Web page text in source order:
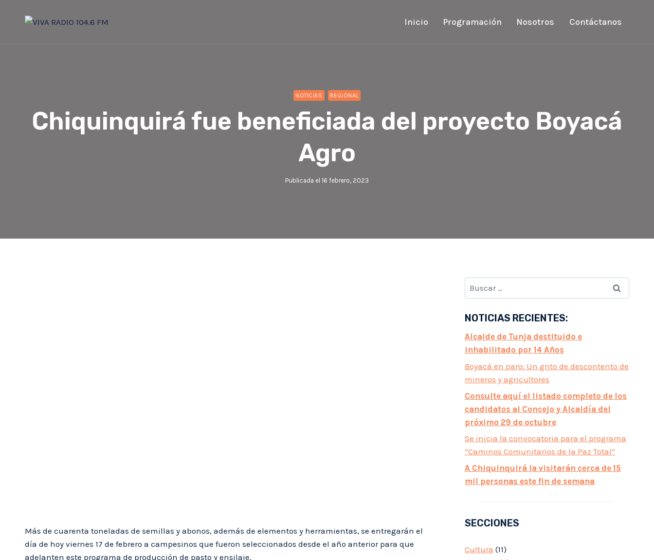
Inicio Programación Nosotros Contáctanos
NOTICIAS REGIONAL
Chiquinquirá fue beneficiada del proyecto Boyacá
Agro
Publicada el 16 febrero, 2023
Más de cuarenta toneladas de semillas y abonos, además de elementos y herramientas, se entregarán el
día de hoy viernes 17 de febrero a campesinos que fueron seleccionados desde el año anterior para que
adelanten este programa de producción de pasto y ensilaje.
Buscar:
NOTICIAS RECIENTES:
Alcalde de Tunja destituido e
inhabilitado por 14 Años
Boyacá en paro: Un grito de descontento de
mineros y agricultores
Consulte aquí el listado completo de los
candidatos al Concejo y Alcaldía del
próximo 29 de octubre
Se inicia la convocatoria para el programa
“Caminos Comunitarios de la Paz Total”
A Chiquinquirá la visitarán cerca de 15
mil personas este fin de semana
SECCIONES
Cultura (11)